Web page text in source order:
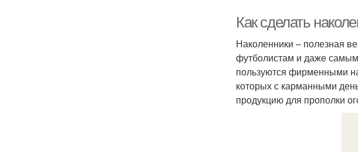
Как сделать
Наколенники – полезная
футболистам и даже
пользуются фирменными
которых с карманными
продукцию для прополки